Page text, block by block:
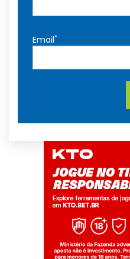
Email*